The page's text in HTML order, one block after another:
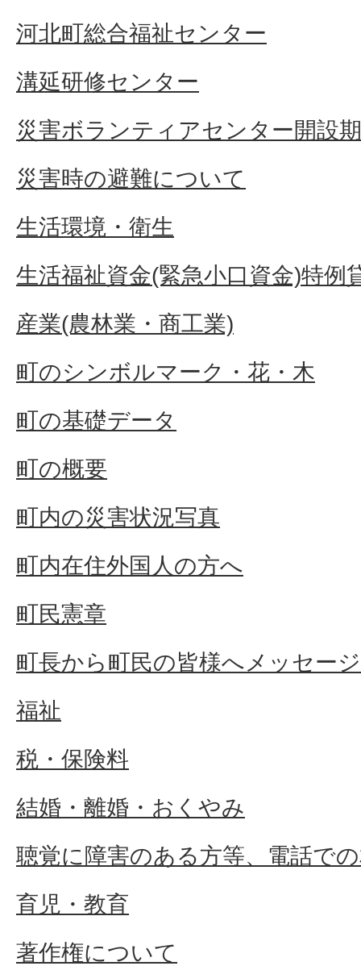
河北町総合福祉センター
溝延研修センター
災害ボランティアセンター開設
災害時の避難について
生活環境・衛生
生活福祉資金(緊急小口資金)特例
産業(農林業・商工業)
町のシンボルマーク・花・木
町の基礎データ
町の概要
町内の災害状況写真
町内在住外国人の方へ
町民憲章
町長から町民の皆様へメッセージ
福祉
税・保険料
結婚・離婚・おくやみ
聴覚に障害のある方等、電話で
育児・教育
著作権について